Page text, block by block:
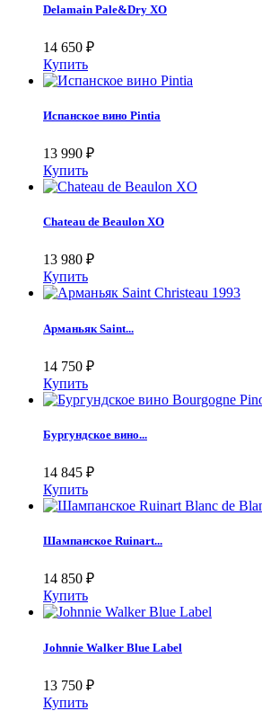
Delamain Pale&Dry XO
14 650 ₽
Купить
Испанское вино Pintia
13 990 ₽
Купить
Chateau de Beaulon XO
13 980 ₽
Купить
Арманьяк Saint...
14 750 ₽
Купить
Бургундское вино...
14 845 ₽
Купить
Шампанское Ruinart...
14 850 ₽
Купить
Johnnie Walker Blue Label
13 750 ₽
Купить